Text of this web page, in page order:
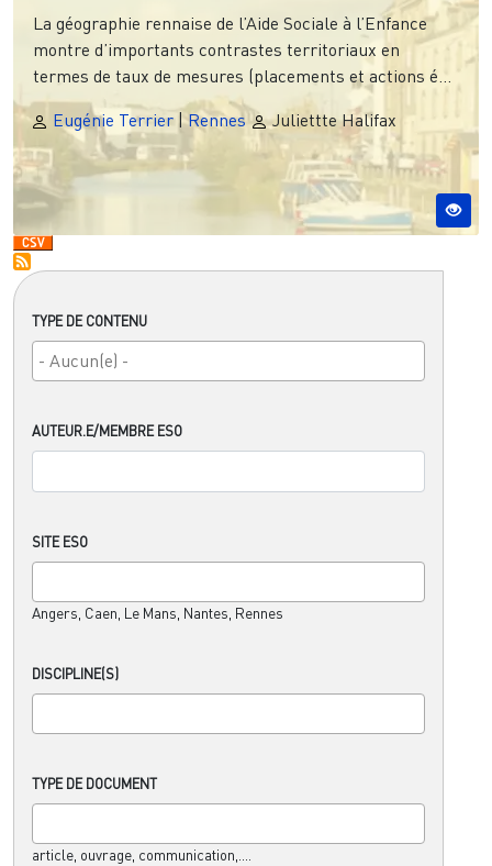
TYPE DE CONTENU
AUTEUR.E/MEMBRE ESO
SITE ESO
Angers, Caen, Le Mans, Nantes, Rennes
DISCIPLINE(S)
TYPE DE DOCUMENT
article, ouvrage, communication,....
La géographie rennaise de l’Aide Sociale à l’Enfance
montre d’importants contrastes territoriaux en
termes de taux de mesures (placements et actions é...
Eugénie Terrier |Rennes Juliettte Halifax